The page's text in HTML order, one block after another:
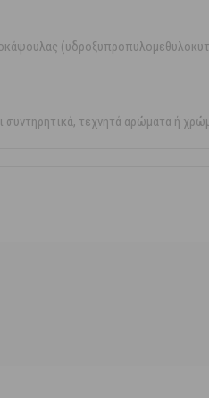
συντηρητικά, τεχνητά αρώματα ή